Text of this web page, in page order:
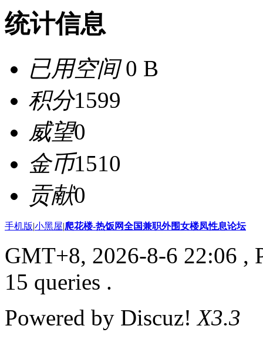
统计信息
已用空间0 B
积分1599
威望0
金币1510
贡献0
手机版|小黑屋|爬花楼-热饭网全国兼职外围女楼凤性息论坛
GMT+8, 2026-8-6 22:06 ,
15 queries .
Powered by Discuz!X3.3